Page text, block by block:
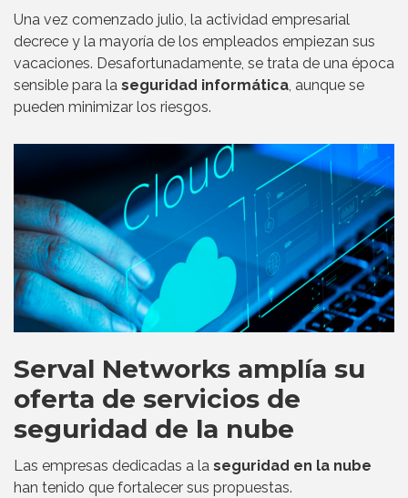
Una vez comenzado julio, la actividad empresarial
decrece y la mayoría de los empleados empiezan sus
vacaciones. Desafortunadamente, se trata de una época
sensible para la seguridad informática, aunque se
pueden minimizar los riesgos.
Serval Networks amplía su
oferta de servicios de
seguridad de la nube
Las empresas dedicadas a la seguridad en la nube
han tenido que fortalecer sus propuestas.